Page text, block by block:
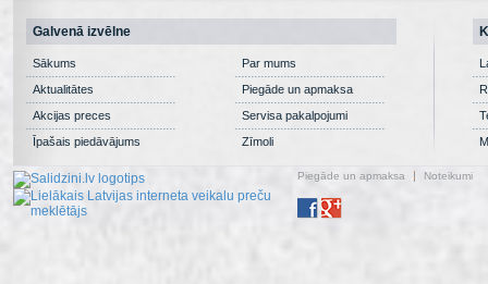
Galvenā izvēlne
Sākums
Aktualitātes
Akcijas preces
Īpašais piedāvājums
Par mums
Piegāde un apmaksa
Servisa pakalpojumi
Zīmoli
Piegāde un apmaksa Noteikumi